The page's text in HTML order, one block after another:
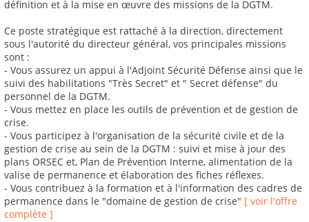
définition et à la mise en œuvre des missions de la DGTM.
Ce poste stratégique est rattaché à la direction, directement
sous l'autorité du directeur général, vos principales missions
sont :
- Vous assurez un appui à l'Adjoint Sécurité Défense ainsi que le
suivi des habilitations "Très Secret" et " Secret défense" du
personnel de la DGTM.
- Vous mettez en place les outils de prévention et de gestion de
crise.
- Vous participez à l'organisation de la sécurité civile et de la
gestion de crise au sein de la DGTM : suivi et mise à jour des
plans ORSEC et, Plan de Prévention Interne, alimentation de la
valise de permanence et élaboration des fiches réflexes.
- Vous contribuez à la formation et à l'information des cadres de
permanence dans le "domaine de gestion de crise" [ voir l'offre
complète ]